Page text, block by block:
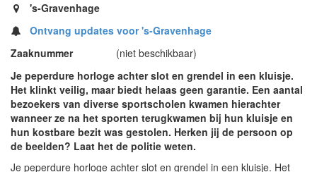
's-Gravenhage
Ontvang updates voor 's-Gravenhage
Zaaknummer
(niet beschikbaar)
Je peperdure horloge achter slot en grendel in een kluisje.
Het klinkt veilig, maar biedt helaas geen garantie. Een aantal
bezoekers van diverse sportscholen kwamen hierachter
wanneer ze na het sporten terugkwamen bij hun kluisje en
hun kostbare bezit was gestolen. Herken jij de persoon op
de beelden? Laat het de politie weten.
Je peperdure horloge achter slot en grendel in een kluisje. Het